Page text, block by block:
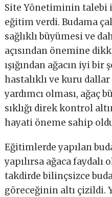
Site Yönetiminin talebi
eğitim verdi. Budama
sağlıklı büyümesi ve
açısından önemine
ışığından ağacın iyi
hastalıklı ve kuru
yardımcı olması, ağaç
sıklığı direk kontrol
hayati öneme sahip
Eğitimlerde yapılan
yapılırsa ağaca
takdirde bilinçsizce
göreceğinin altı çizildi.